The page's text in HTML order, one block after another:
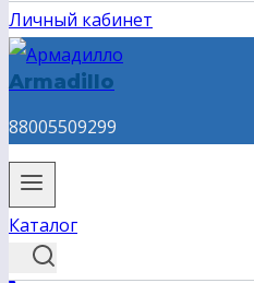
Личный кабинет
Armadillo
88005509299
Каталог